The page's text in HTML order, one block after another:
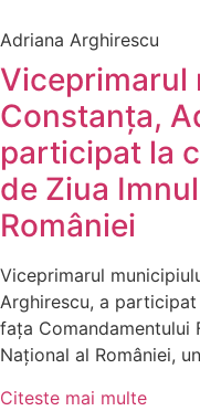
Adriana Arghirescu
Viceprimarul
Constanța,
participat la
de Ziua
României
Viceprimarul
Arghirescu, a
fața Comandamentului
Național al României,
Citeste mai multe